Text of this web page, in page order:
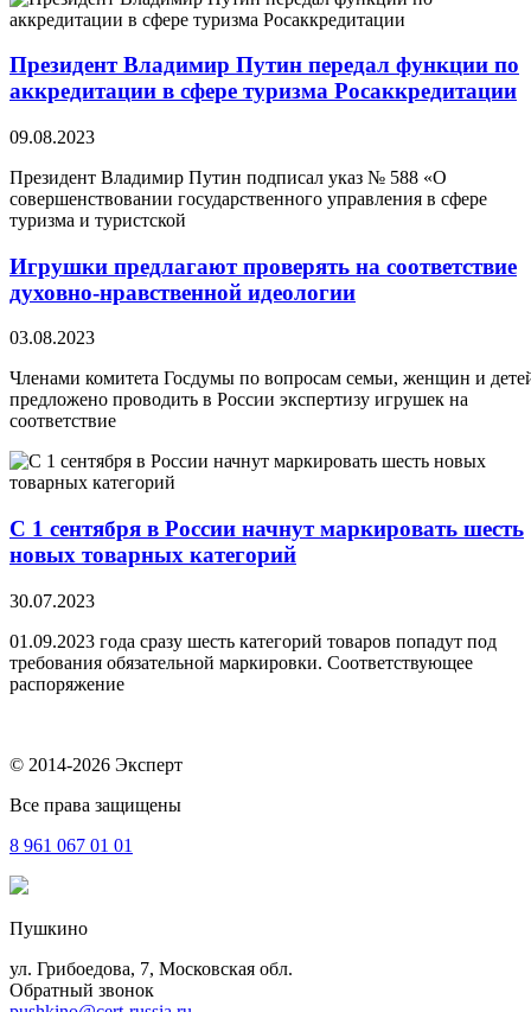
Президент Владимир Путин передал функции по
аккредитации в сфере туризма Росаккредитации
09.08.2023
Президент Владимир Путин подписал указ № 588 «О
совершенствовании государственного управления в сфере
туризма и туристской
Игрушки предлагают проверять на соответствие
духовно-нравственной идеологии
03.08.2023
Членами комитета Госдумы по вопросам семьи, женщин и
предложено проводить в России экспертизу игрушек на
соответствие
С 1 сентября в России начнут маркировать шесть
новых товарных категорий
30.07.2023
01.09.2023 года сразу шесть категорий товаров попадут под
требования обязательной маркировки. Соответствующее
распоряжение
© 2014-2026 Эксперт
Все права защищены
8 961 067 01 01
Пушкино
ул. Грибоедова, 7, Московская обл.
Обратный звонок